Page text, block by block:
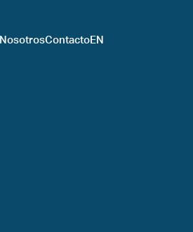
NosotrosContacto EN